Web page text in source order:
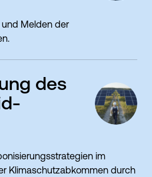
Melden der
des
im
Klimaschutzabkommen durch